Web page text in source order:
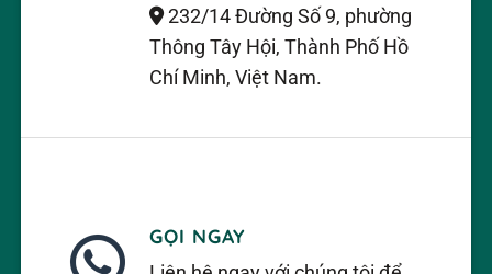
0.1Ω
Certifications
CE
232/14 Đường Số 9, phường
Thông Tây Hội, Thành Phố Hồ
Chí Minh, Việt Nam.
GỌI NGAY